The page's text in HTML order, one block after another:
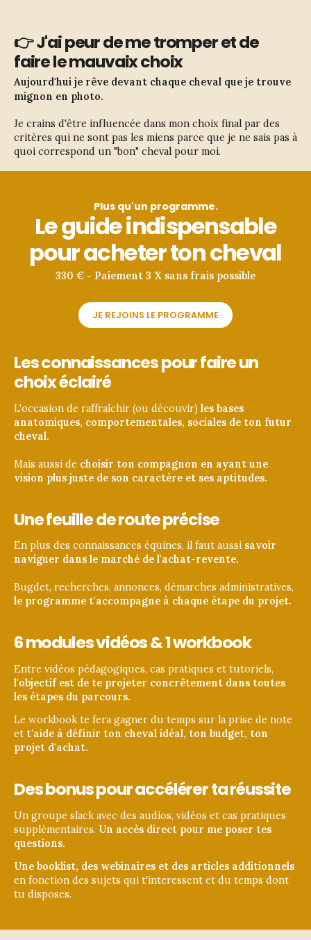
👉 J'ai peur de me tromper et de
faire le mauvaix choix
Aujourd'hui je rêve devant chaque cheval que je trouve
mignon en photo.
Je crains d'être influencée dans mon choix final par des
critères qui ne sont pas les miens parce que je ne sais pas à
quoi correspond un "bon" cheval pour moi.
Plus qu'un programme.
Le guide indispensable
pour acheter ton cheval
330 € - Paiement 3 X sans frais possible
JE REJOINS LE PROGRAMME
Les connaissances pour faire un
choix éclairé
L'occasion de raffraîchir (ou découvir) les bases
anatomiques, comportementales, sociales de ton futur
cheval.
Mais aussi de choisir ton compagnon en ayant une
vision plus juste de son caractère et ses aptitudes.
Une feuille de route précise
En plus des connaissances équines, il faut aussi savoir
naviguer dans le marché de l'achat-revente.
Bugdet, recherches, annonces, démarches administratives,
le programme t'accompagne à chaque étape du projet.
6 modules vidéos & 1 workbook
l'objectif est de te projeter concrêtement dans toutes
les étapes du parcours.
Le workbook te fera gagner du temps sur la prise de note
et t'aide à définir ton cheval idéal, ton budget, ton
projet d'achat.
Des bonus pour accélérer ta réussite
Un groupe slack avec des audios, vidéos et cas pratiques
supplémentaires. Un accès direct pour me poser tes
questions.
Une booklist, des webinaires et des articles additionnels
en fonction des sujets qui t'interessent et du temps dont
tu disposes.